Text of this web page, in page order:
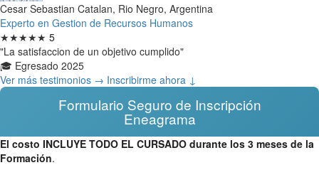
Cesar Sebastian Catalan, Rio Negro, Argentina
Experto en Gestion de Recursos Humanos
★★★★★ 5
"La satisfaccion de un objetivo cumplido"
🎓 Egresado 2025
Ver más testimonios → Inscribirme ahora ↓
Formulario Seguro de Inscripción
Eneagrama
El costo INCLUYE TODO EL CURSADO durante los 3 meses de la
Formación.